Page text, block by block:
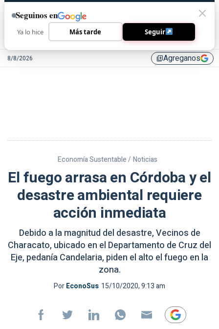
8/8/2026 library_addAgreganos
Economía Sustentable / Noticias
El fuego arrasa en Córdoba y el
desastre ambiental requiere
acción inmediata
Debido a la magnitud del desastre, Vecinos de
Characato, ubicado en el Departamento de Cruz del
Eje, pedanía Candelaria, piden el alto el fuego en la
zona.
PorEconoSus 15/10/2020, 9:13 am
Seguinos en
Ya lo hice Más tarde Seguir